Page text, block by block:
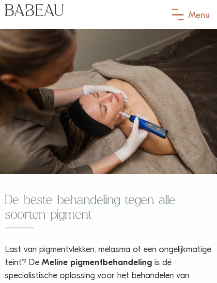
Behandelingen
Ik heb last van…
Babeau membership
Contact
Afspraak maken
Jouw eerste afspraak
Meet the team
Menu
De beste behandeling tegen alle
soorten pigment
Last van pigmentvlekken, melasma of een ongelijkmatige
teint? De Meline pigmentbehandeling is dé
specialistische oplossing voor het behandelen van